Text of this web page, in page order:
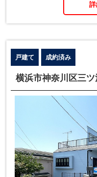
戸建て 成約済み
横浜市神奈川区三